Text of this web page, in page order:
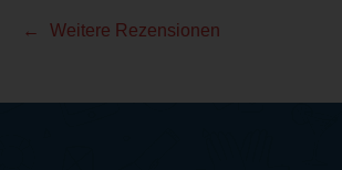
Weitere Rezensionen